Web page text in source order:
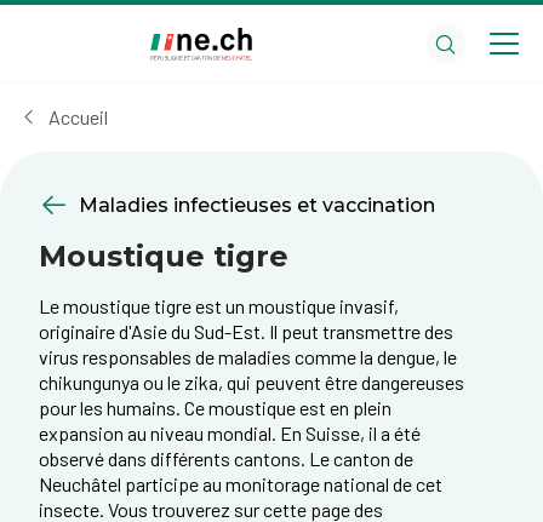
cookies
Accueil
Maladies infectieuses et vaccination
Moustique tigre
Le moustique tigre est un moustique invasif,
originaire d'Asie du Sud-Est. Il peut transmettre des
virus responsables de maladies comme la dengue, le
chikungunya ou le zika, qui peuvent être dangereuses
pour les humains. Ce moustique est en plein
expansion au niveau mondial. En Suisse, il a été
observé dans différents cantons. Le canton de
Neuchâtel participe au monitorage national de cet
insecte. Vous trouverez sur cette page des